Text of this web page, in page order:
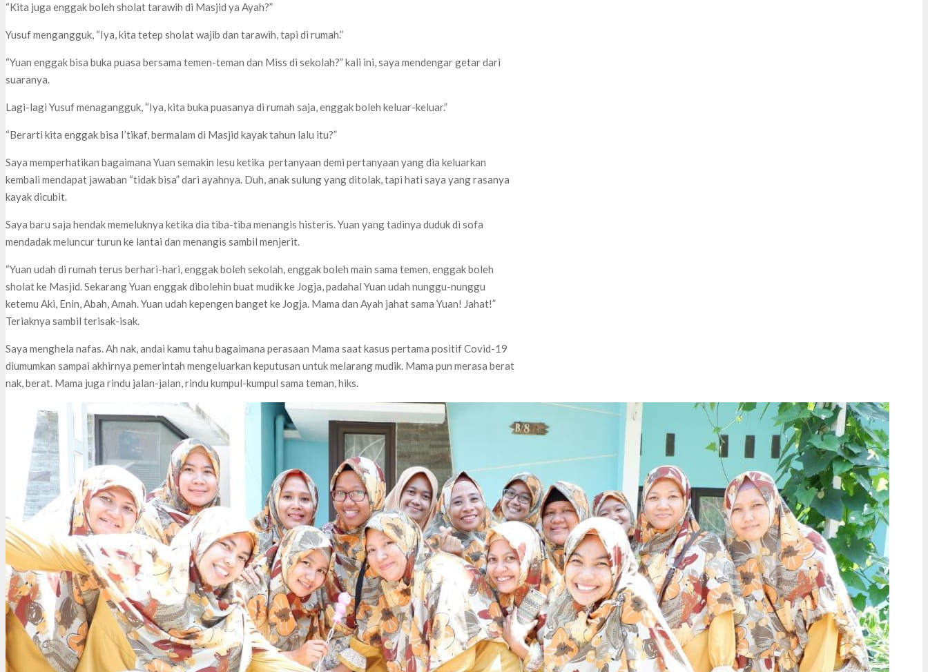
“Kita juga enggak boleh sholat tarawih di Masjid ya Ayah?”
Yusuf mengangguk, “Iya, kita tetep sholat wajib dan tarawih, tapi di rumah.”
“Yuan enggak bisa buka puasa bersama temen-teman dan Miss di sekolah?” kali ini, saya mendengar getar dari
suaranya.
Lagi-lagi Yusuf menagangguk, “Iya, kita buka puasanya di rumah saja, enggak boleh keluar-keluar.”
“Berarti kita enggak bisa I’tikaf, bermalam di Masjid kayak tahun lalu itu?”
Saya memperhatikan bagaimana Yuan semakin lesu ketika pertanyaan demi pertanyaan yang dia keluarkan
kembali mendapat jawaban “tidak bisa” dari ayahnya. Duh, anak sulung yang ditolak, tapi hati saya yang rasanya
kayak dicubit.
Saya baru saja hendak memeluknya ketika dia tiba-tiba menangis histeris. Yuan yang tadinya duduk di sofa
mendadak meluncur turun ke lantai dan menangis sambil menjerit.
“Yuan udah di rumah terus berhari-hari, enggak boleh sekolah, enggak boleh main sama temen, enggak boleh
sholat ke Masjid. Sekarang Yuan enggak dibolehin buat mudik ke Jogja, padahal Yuan udah nunggu-nunggu
ketemu Aki, Enin, Abah, Amah. Yuan udah kepengen banget ke Jogja. Mama dan Ayah jahat sama Yuan! Jahat!”
Teriaknya sambil terisak-isak.
Saya menghela nafas. Ah nak, andai kamu tahu bagaimana perasaan Mama saat kasus pertama positif Covid-19
diumumkan sampai akhirnya pemerintah mengeluarkan keputusan untuk melarang mudik. Mama pun merasa berat
nak, berat. Mama juga rindu jalan-jalan, rindu kumpul-kumpul sama teman, hiks.